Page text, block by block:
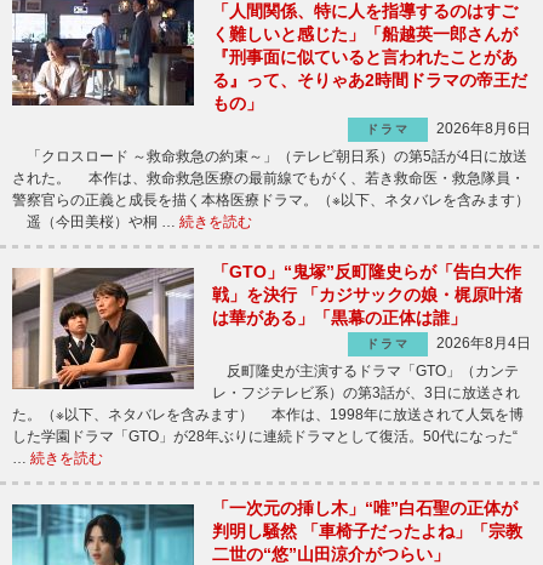
「人間関係、特に人を指導するのはすご
く難しいと感じた」「船越英一郎さんが
『刑事面に似ていると言われたことがあ
る』って、そりゃあ2時間ドラマの帝王だ
もの」
ドラマ
2026年8月6日
「クロスロード ～救命救急の約束～」（テレビ朝日系）の第5話が4日に放送
された。 本作は、救命救急医療の最前線でもがく、若き救命医・救急隊員・
警察官らの正義と成長を描く本格医療ドラマ。（※以下、ネタバレを含みます）
遥（今田美桜）や桐 … 続きを読む
「GTO」“鬼塚”反町隆史らが「告白大作
戦」を決行 「カジサックの娘・梶原叶渚
は華がある」「黒幕の正体は誰」
ドラマ
2026年8月4日
反町隆史が主演するドラマ「GTO」（カンテ
レ・フジテレビ系）の第3話が、3日に放送され
た。（※以下、ネタバレを含みます） 本作は、1998年に放送されて人気を博
した学園ドラマ「GTO」が28年ぶりに連続ドラマとして復活。50代になった“
… 続きを読む
「一次元の挿し木」“唯”白石聖の正体が
判明し騒然 「車椅子だったよね」「宗教
二世の“悠”山田涼介がつらい」